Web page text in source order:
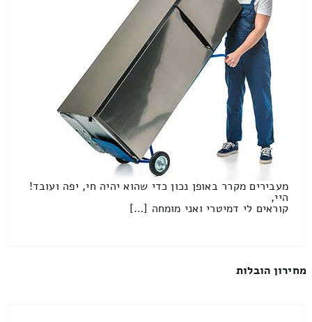
מעבירים מקרר באופן נכון כדי שהוא יהיה חי, יפה ועובד!
היי,
קוראים לי דמיטרי ואני מומחה […]
מחירון הובלות